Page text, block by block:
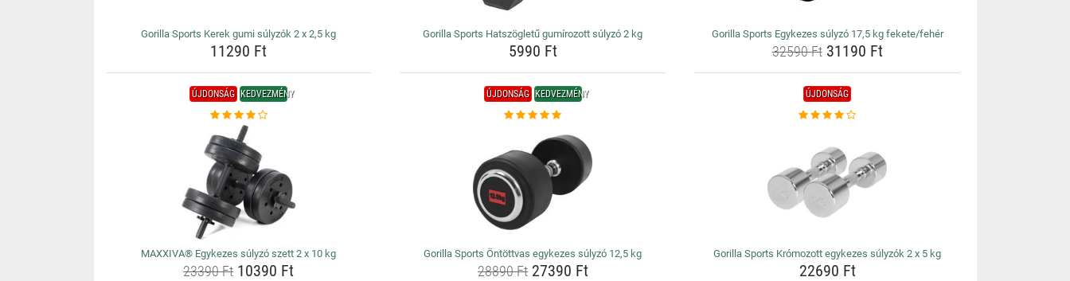
Gorilla Sports Kerek gumi súlyzók 2 x 2,5 kg
11290 Ft
Gorilla Sports Hatszögletű gumírozott súlyzó 2 kg
5990 Ft
Gorilla Sports Egykezes súlyzó 17,5 kg fekete/fehér
32590 Ft31190 Ft
ÚJDONSÁG KEDVEZMÉNY
MAXXIVA® Egykezes súlyzó szett 2 x 10 kg
23390 Ft10390 Ft
ÚJDONSÁG KEDVEZMÉNY
Gorilla Sports Öntöttvas egykezes súlyzó 12,5 kg
28890 Ft27390 Ft
ÚJDONSÁG
Gorilla Sports Krómozott egykezes súlyzók 2 x 5 kg
22690 Ft